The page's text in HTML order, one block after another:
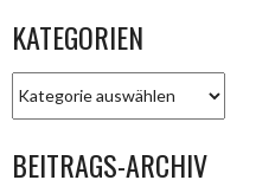
KATEGORIEN
BEITRAGS-ARCHIV